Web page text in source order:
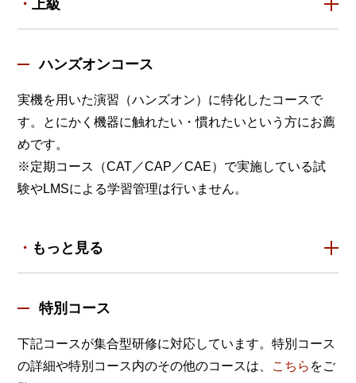
上級
ハンズオンコース
実機を用いた演習（ハンズオン）に特化したコースで
す。とにかく機器に触れたい・慣れたいという方にお薦
めです。
※定期コース（CAT／CAP／CAE）で実施している試
験やLMSによる学習管理は行いません。
もっと見る
特別コース
下記コースが集合型研修に対応しています。特別コース
の詳細や特別コース内のその他のコースは、 こちら をご